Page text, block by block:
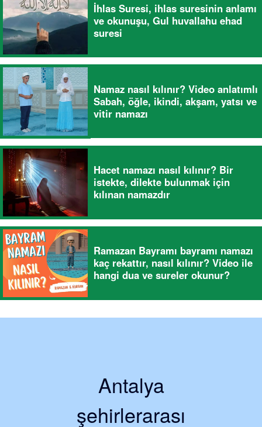
İhlas Suresi, ihlas suresinin anlamı
ve okunuşu, Gul huvallahu ehad
suresi
Namaz nasıl kılınır? Video anlatımlı
Sabah, öğle, ikindi, akşam, yatsı ve
vitir namazı
Hacet namazı nasıl kılınır? Bir
istekte, dilekte bulunmak için
kılınan namazdır
Ramazan Bayramı bayramı namazı
kaç rekattır, nasıl kılınır? Video ile
hangi dua ve sureler okunur?
Antalya
şehirlerarası